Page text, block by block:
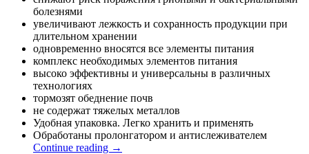
болезнями
увеличивают лежкость и сохранность продукции при
длительном хранении
одновременно вносятся все элементы питания
комплекс необходимых элементов питания
высоко эффективны и универсальны в различных
технологиях
тормозят обеднение почв
не содержат тяжелых металлов
Удобная упаковка. Легко хранить и применять
Обработаны пролонгатором и антислеживателем
Continue reading →